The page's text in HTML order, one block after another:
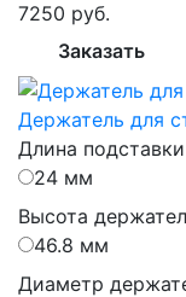
7250 руб.
Заказать
Держатель для
Длина подставки
24 мм
Высота
46.8 мм
Диаметр